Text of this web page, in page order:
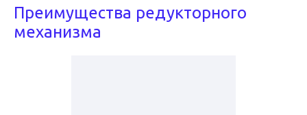
Преимущества редукторного
механизма